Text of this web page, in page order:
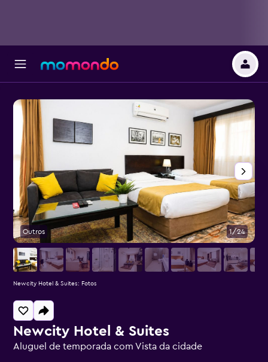
Newcity Hotel & Suites
Aluguel de temporada com Vista da cidade
Outros 1/24
Newcity Hotel & Suites: Fotos